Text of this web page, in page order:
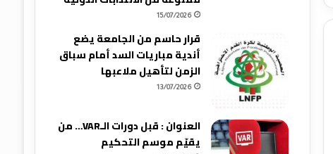
15/07/2026
قرار حاسم من الجامعة يضع
أندية مباريات السد أمام سباق
الزمن لتأهيل ملاعبها
13/07/2026
العنوان : قبل دورات الـVAR… من
يقيّم موسم التحكيم